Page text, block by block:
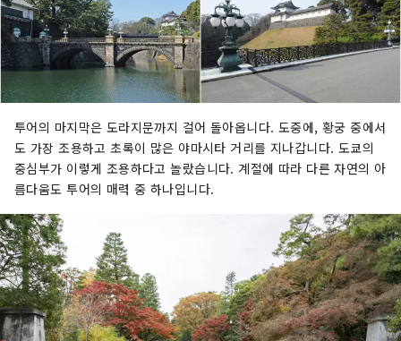
투어의 마지막은 도라지문까지 걸어 돌아옵니다. 도중에, 황궁 중에서
도 가장 조용하고 초록이 많은 야마시타 거리를 지나갑니다. 도쿄의
중심부가 이렇게 조용하다고 놀랐습니다. 계절에 따라 다른 자연의 아
름다움도 투어의 매력 중 하나입니다.